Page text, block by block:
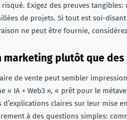
Exigez des preuves
de projets. Si tout est soi-
ne peut être fournie,
marketing plutôt que
de vente peut sembler
« IA + Web3 », « prêt pour le
d’explications claires sur leur
à des questions simples: